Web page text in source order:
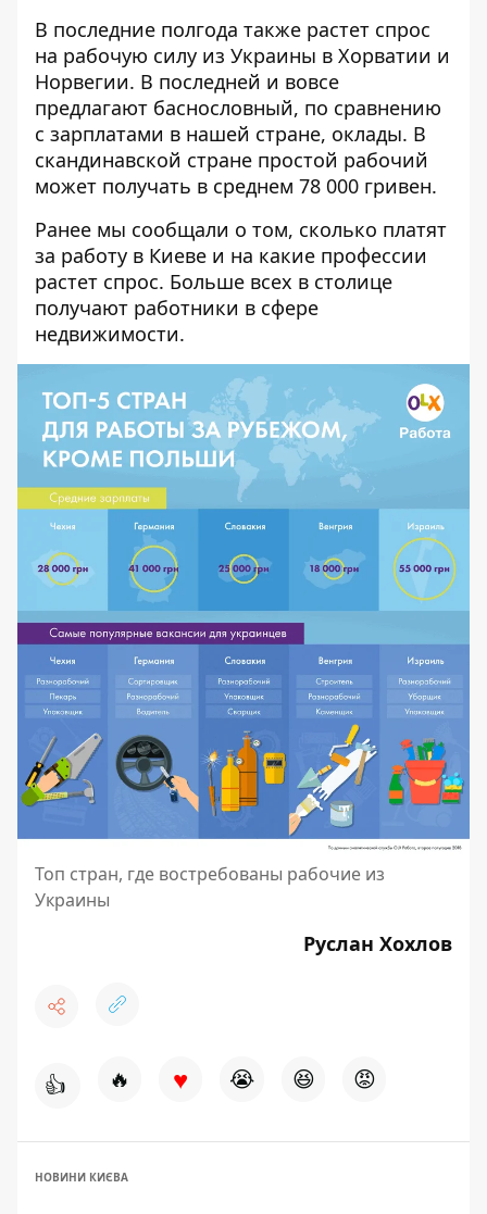
В последние полгода также растет спрос
на рабочую силу из Украины в Хорватии и
Норвегии. В последней и вовсе
предлагают баснословный, по сравнению
с зарплатами в нашей стране, оклады. В
скандинавской стране простой рабочий
может получать в среднем 78 000 гривен.
Ранее мы сообщали о том, сколько платят
за работу в Киеве и на какие профессии
растет спрос. Больше всех в столице
получают работники в сфере
недвижимости.
Топ стран, где востребованы рабочие из
Украины
Руслан Хохлов
👍 🔥 ♥ 😭 😆 😡
НОВИНИ КИЄВА